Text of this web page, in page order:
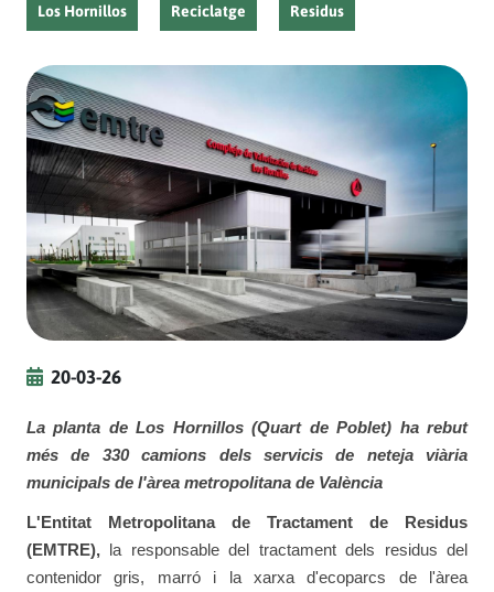
Los Hornillos Reciclatge Residus
20-03-26
La planta de Los Hornillos (Quart de Poblet) ha rebut
més de 330 camions dels servicis de neteja viària
municipals de l'àrea metropolitana de València
L'Entitat Metropolitana de Tractament de Residus
(EMTRE), la responsable del tractament dels residus del
contenidor gris, marró i la xarxa d'ecoparcs de l'àrea